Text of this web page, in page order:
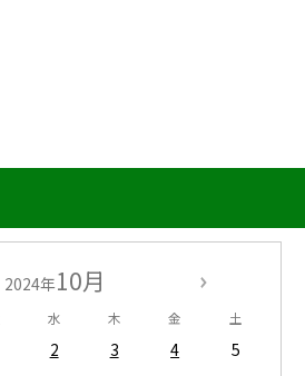
2024年10月
水 木 金 土
2 3 4
5